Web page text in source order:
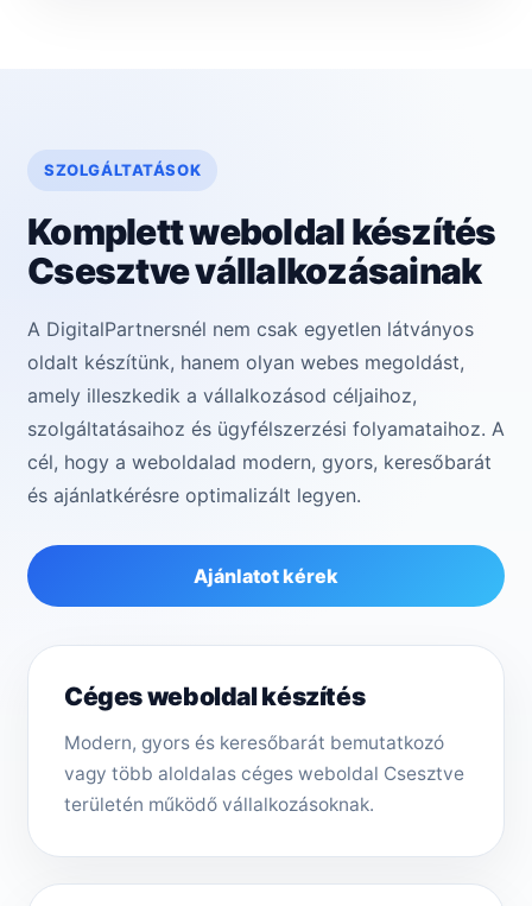
SZOLGÁLTATÁSOK
Komplett weboldal készítés
Csesztve vállalkozásainak
A DigitalPartnersnél nem csak egyetlen látványos
oldalt készítünk, hanem olyan webes megoldást,
amely illeszkedik a vállalkozásod céljaihoz,
szolgáltatásaihoz és ügyfélszerzési folyamataihoz. A
cél, hogy a weboldalad modern, gyors, keresőbarát
és ajánlatkérésre optimalizált legyen.
Ajánlatot kérek
Céges weboldal készítés
Modern, gyors és keresőbarát bemutatkozó
vagy több aloldalas céges weboldal Csesztve
területén működő vállalkozásoknak.